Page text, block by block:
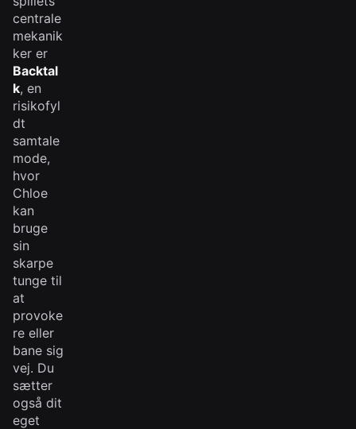
centrale
mekanik
ker er
Backtal
k, en
risikofyl
dt
samtale
mode,
hvor
Chloe
kan
bruge
sin
skarpe
tunge til
at
provoke
re eller
bane sig
vej. Du
sætter
også dit
eget